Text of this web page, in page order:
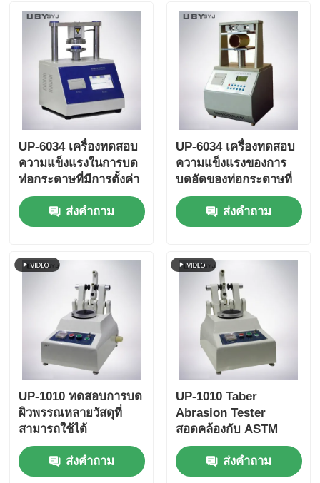
UP-6034 เครื่องทดสอบ
ความแข็งแรงในการบด
ท่อกระดาษที่มีการตั้งค่า
ความเร็วการทดสอบ
หลายแบบ การป้องกัน
ความอ้วนและความ
9
ส่งคำถาม
UP-6034 เครื่องทดสอบ
ความแข็งแรงของการ
บดอัดของท่อกระดาษที่
ใช้งานง่ายพร้อมอินเท
อร์เฟซหน้าจอสัมผัสและ
ฟังก์ชันกลับอัตโนมัติ
ส่งคำถาม
UP-1010 ทดสอบการบด
ผิวพรรณหลายวัสดุที่
สามารถใช้ได้
ส่งคำถาม
UP-1010 Taber
Abrasion Tester
สอดคล้องกับ ASTM
D4060, ASTM D1044,
ISO 5470 และ JIS
K7204 พร้อมความเร็ว
ส่งคำถาม